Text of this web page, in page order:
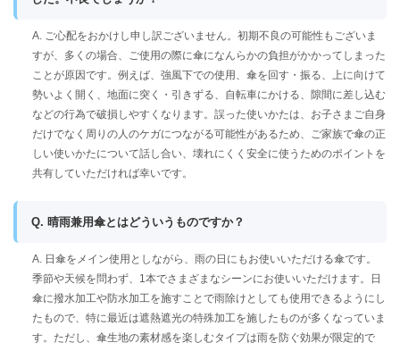
A. ご心配をおかけし申し訳ございません。初期不良の可能性もございま
すが、多くの場合、ご使用の際に傘になんらかの負担がかかってしまった
ことが原因です。例えば、強風下での使用、傘を回す・振る、上に向けて
勢いよく開く、地面に突く・引きずる、自転車にかける、隙間に差し込む
などの行為で破損しやすくなります。誤った使いかたは、お子さまご自身
だけでなく周りの人のケガにつながる可能性があるため、ご家族で傘の正
しい使いかたについて話し合い、壊れにくく安全に使うためのポイントを
共有していただければ幸いです。
Q. 晴雨兼用傘とはどういうものですか？
A. 日傘をメイン使用としながら、雨の日にもお使いいただける傘です。
季節や天候を問わず、1本でさまざまなシーンにお使いいただけます。日
傘に撥水加工や防水加工を施すことで雨除けとしても使用できるようにし
たもので、特に最近は遮熱遮光の特殊加工を施したものが多くなっていま
す。ただし、傘生地の素材感を楽しむタイプは雨を防ぐ効果が限定的で